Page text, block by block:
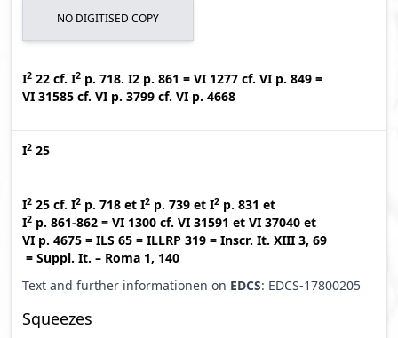
NO DIGITISED COPY
I2 22 cf. I2 p. 718. I2 p. 861 = VI 1277 cf. VI p. 849 =
VI 31585 cf. VI p. 3799 cf. VI p. 4668
I2 25
I2 25 cf. I2 p. 718 et I2 p. 739 et I2 p. 831 et
I2 p. 861-862 = VI 1300 cf. VI 31591 et VI 37040 et
VI p. 4675 = ILS 65 = ILLRP 319 = Inscr. It. XIII 3, 69
= Suppl. It. – Roma 1, 140
Text and further informationen on EDCS: EDCS-17800205
Squeezes